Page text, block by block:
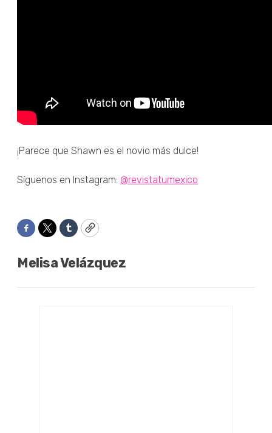
¡Parece que Shawn es el novio más dulce!
Síguenos en Instagram: @revistatumexico
Facebook
TwitterTumblrCopy
Melisa Velázquez